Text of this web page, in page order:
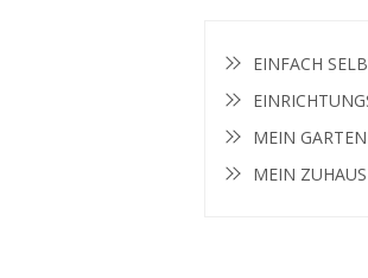
EINFACH
MEIN GARTEN
MEIN